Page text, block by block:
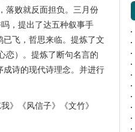
落败就反面担负。三月份
，提出了达五种叙事手
飞，哲思来临。提炼了文
恋）。提炼了断句名言的
诗的现代诗理念。并进行
》《风信子》《文竹》